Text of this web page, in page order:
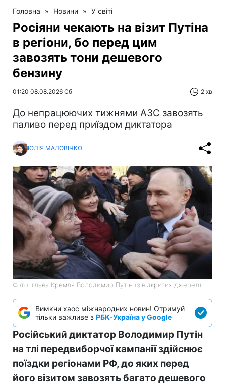
Головна » Новини » У світі
Росіяни чекають на візит Путіна
в регіони, бо перед цим
завозять тони дешевого
бензину
01:20 08.08.2026 Сб 2 хв
До непрацюючих тижнями АЗС завозять
паливо перед приїздом диктатора
ЮЛІЯ МАЛОВІЧКО
Фото: глава Кремля Володимир Путін (з відкритих джерел)
Вимкни хаос міжнародних новин! Отримуй
тільки важливе з РБК-Україна у Google
Російський диктатор Володимир Путін
на тлі передвиборчої кампанії здійснює
поїздки регіонами РФ, до яких перед
його візитом завозять багато дешевого